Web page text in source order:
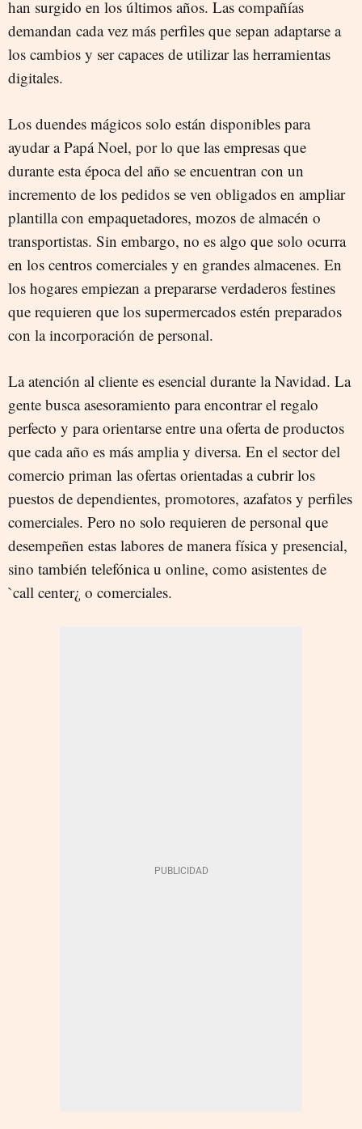
han surgido en los últimos años. Las compañías
demandan cada vez más perfiles que sepan adaptarse a
los cambios y ser capaces de utilizar las herramientas
digitales.
Los duendes mágicos solo están disponibles para
ayudar a Papá Noel, por lo que las empresas que
durante esta época del año se encuentran con un
incremento de los pedidos se ven obligados en ampliar
plantilla con empaquetadores, mozos de almacén o
transportistas. Sin embargo, no es algo que solo ocurra
en los centros comerciales y en grandes almacenes. En
los hogares empiezan a prepararse verdaderos festines
que requieren que los supermercados estén preparados
con la incorporación de personal.
La atención al cliente es esencial durante la Navidad. La
gente busca asesoramiento para encontrar el regalo
perfecto y para orientarse entre una oferta de productos
que cada año es más amplia y diversa. En el sector del
comercio priman las ofertas orientadas a cubrir los
puestos de dependientes, promotores, azafatos y perfiles
comerciales. Pero no solo requieren de personal que
desempeñen estas labores de manera física y presencial,
sino también telefónica u online, como asistentes de
`call center¿ o comerciales.